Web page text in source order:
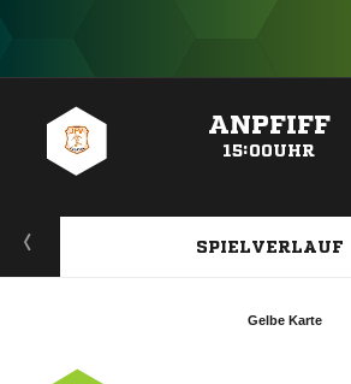
ANPFIFF
15:00UHR
SPIELVERLAUF
Gelbe Karte